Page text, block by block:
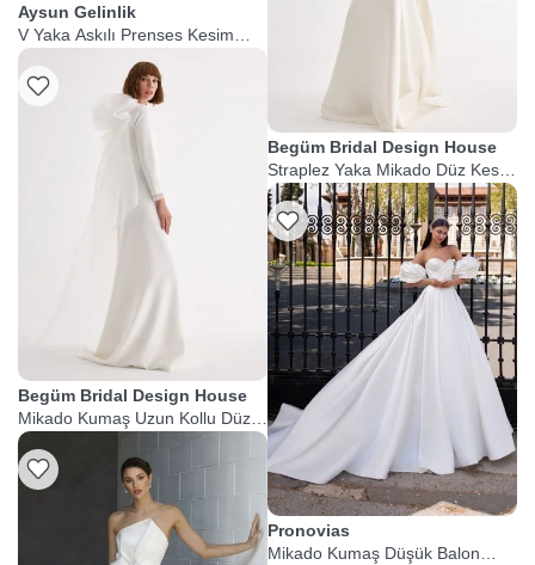
Aysun Gelinlik
V Yaka Askılı Prenses Kesim
Gelinlik
Begüm Bridal Design House
Mikado Kumaş Uzun Kollu Düz
Kesim Gelinlik
Begüm Bridal Design House
Straplez Yaka Mikado Düz Kesim
Gelinlik
Pronovias
Mikado Kumaş Düşük Balon